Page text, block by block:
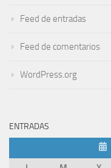
Feed de entradas
Feed de comentarios
WordPress.org
ENTRADAS